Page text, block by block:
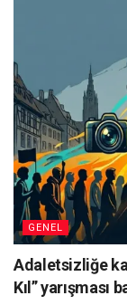
GENEL
Adaletsizliğe
Kıl” yarışması